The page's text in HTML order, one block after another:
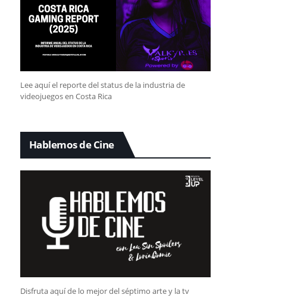
Lee aquí el reporte del status de la industria de
videojuegos en Costa Rica
Hablemos de Cine
Disfruta aquí de lo mejor del séptimo arte y la tv